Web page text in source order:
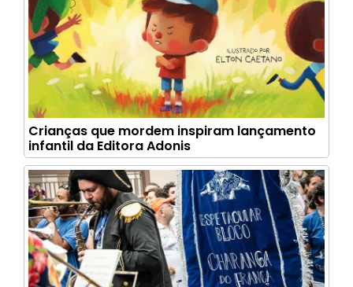
Crianças que mordem inspiram lançamento
infantil da Editora Adonis